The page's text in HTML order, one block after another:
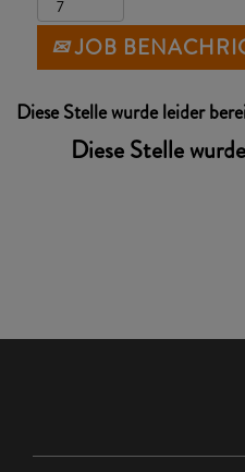
JOB
Diese Stelle wurde leider
Diese Stelle